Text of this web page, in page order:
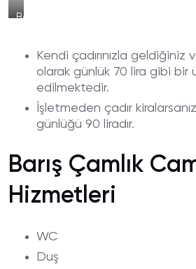
Barış
Çadır
Alanı
Kendi çadırınızla geldiğiniz
olarak günlük 70 lira gibi bir
edilmektedir.
İşletmeden çadır
günlüğü 90 liradır.
Barış Çamlık
Hizmetleri
WC
Duş